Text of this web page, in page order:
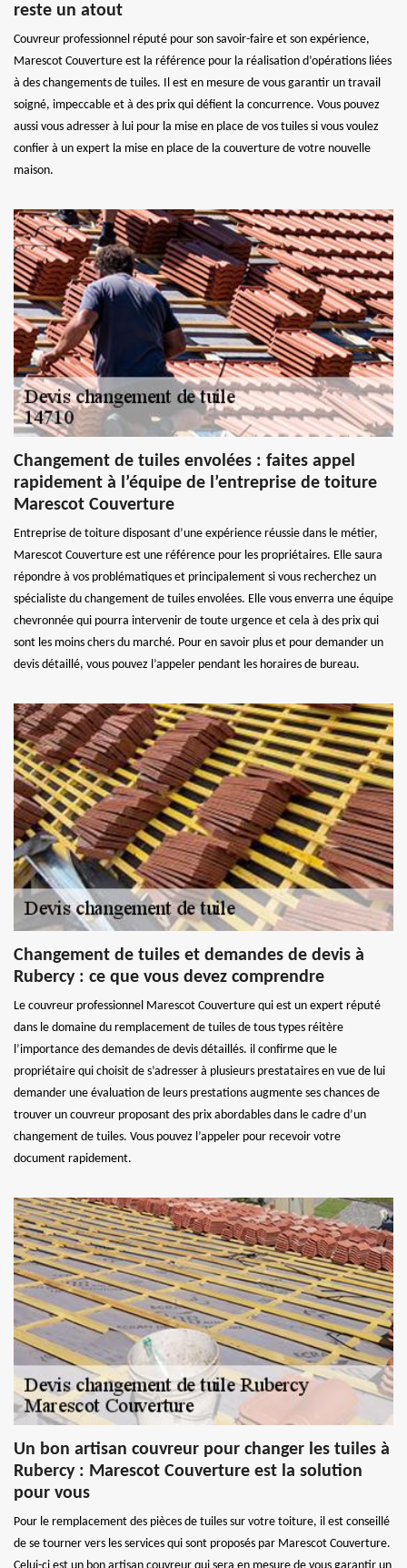
reste un atout
Couvreur professionnel réputé pour son savoir-faire et son expérience,
Marescot Couverture est la référence pour la réalisation d’opérations liées
à des changements de tuiles. Il est en mesure de vous garantir un travail
soigné, impeccable et à des prix qui défient la concurrence. Vous pouvez
aussi vous adresser à lui pour la mise en place de vos tuiles si vous voulez
confier à un expert la mise en place de la couverture de votre nouvelle
maison.
Changement de tuiles envolées : faites appel
rapidement à l’équipe de l’entreprise de toiture
Marescot Couverture
Entreprise de toiture disposant d’une expérience réussie dans le métier,
Marescot Couverture est une référence pour les propriétaires. Elle saura
répondre à vos problématiques et principalement si vous recherchez un
spécialiste du changement de tuiles envolées. Elle vous enverra une équipe
chevronnée qui pourra intervenir de toute urgence et cela à des prix qui
sont les moins chers du marché. Pour en savoir plus et pour demander un
devis détaillé, vous pouvez l’appeler pendant les horaires de bureau.
Changement de tuiles et demandes de devis à
Rubercy : ce que vous devez comprendre
Le couvreur professionnel Marescot Couverture qui est un expert réputé
dans le domaine du remplacement de tuiles de tous types réitère
l’importance des demandes de devis détaillés. il confirme que le
propriétaire qui choisit de s’adresser à plusieurs prestataires en vue de lui
demander une évaluation de leurs prestations augmente ses chances de
trouver un couvreur proposant des prix abordables dans le cadre d’un
changement de tuiles. Vous pouvez l’appeler pour recevoir votre
document rapidement.
Un bon artisan couvreur pour changer les tuiles à
Rubercy : Marescot Couverture est la solution
pour vous
Pour le remplacement des pièces de tuiles sur votre toiture, il est conseillé
de se tourner vers les services qui sont proposés par Marescot Couverture.